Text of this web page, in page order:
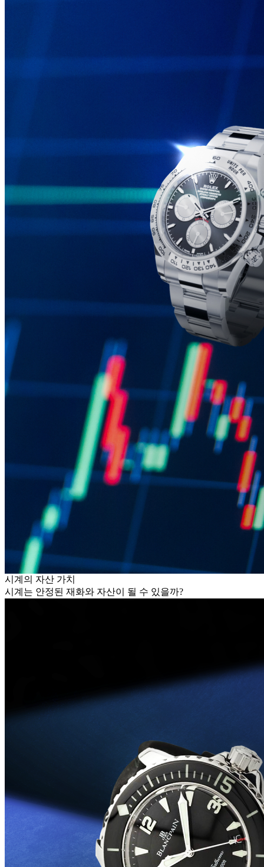
시계의 자산 가치
시계는 안정된 재화와 자산이 될 수 있을까?